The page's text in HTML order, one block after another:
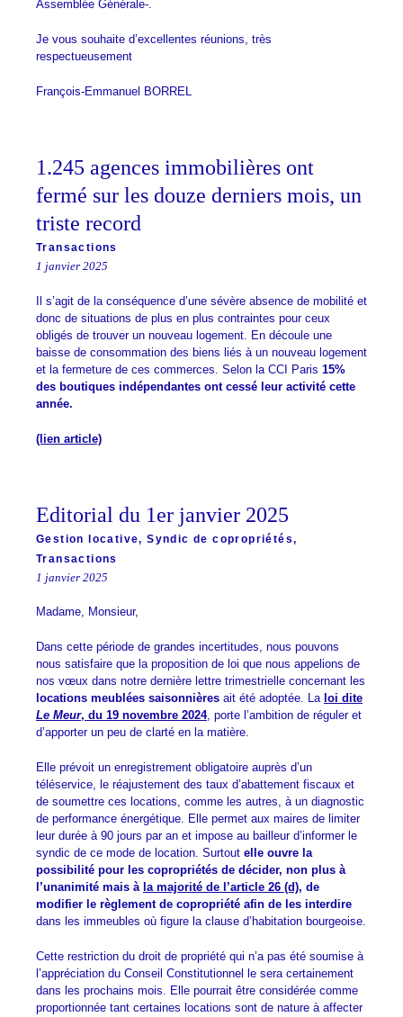
Assemblée Générale-.
Je vous souhaite d’excellentes réunions, très
respectueusement
François-Emmanuel BORREL
1.245 agences immobilières ont
fermé sur les douze derniers mois, un
triste record
Transactions
1 janvier 2025
Il s’agit de la conséquence d’une sévère absence de mobilité et
donc de situations de plus en plus contraintes pour ceux
obligés de trouver un nouveau logement. En découle une
baisse de consommation des biens liés à un nouveau logement
et la fermeture de ces commerces. Selon la CCI Paris 15%
des boutiques indépendantes ont cessé leur activité cette
année.
(lien article)
Editorial du 1er janvier 2025
Gestion locative,Syndic de copropriétés,
Transactions
1 janvier 2025
Madame, Monsieur,
Dans cette période de grandes incertitudes, nous pouvons
nous satisfaire que la proposition de loi que nous appelions de
nos vœux dans notre dernière lettre trimestrielle concernant les
locations meublées saisonnières ait été adoptée. La loi dite
Le Meur, du 19 novembre 2024, porte l’ambition de réguler et
d’apporter un peu de clarté en la matière.
Elle prévoit un enregistrement obligatoire auprès d’un
téléservice, le réajustement des taux d’abattement fiscaux et
de soumettre ces locations, comme les autres, à un diagnostic
de performance énergétique. Elle permet aux maires de limiter
leur durée à 90 jours par an et impose au bailleur d’informer le
syndic de ce mode de location. Surtout elle ouvre la
possibilité pour les copropriétés de décider, non plus à
l’unanimité mais à la majorité de l’article 26 (d), de
modifier le règlement de copropriété afin de les interdire
dans les immeubles où figure la clause d’habitation bourgeoise.
Cette restriction du droit de propriété qui n’a pas été soumise à
l’appréciation du Conseil Constitutionnel le sera certainement
dans les prochains mois. Elle pourrait être considérée comme
proportionnée tant certaines locations sont de nature à affecter